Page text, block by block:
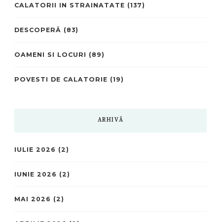
CALATORII IN STRAINATATE (137)
DESCOPERĂ (83)
OAMENI SI LOCURI (89)
POVESTI DE CALATORIE (19)
ARHIVĂ
IULIE 2026 (2)
IUNIE 2026 (2)
MAI 2026 (2)